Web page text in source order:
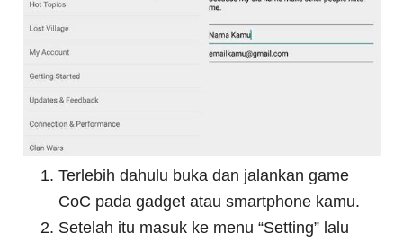
Terlebih dahulu buka dan jalankan game
CoC pada gadget atau smartphone kamu.
Setelah itu masuk ke menu “Setting” lalu